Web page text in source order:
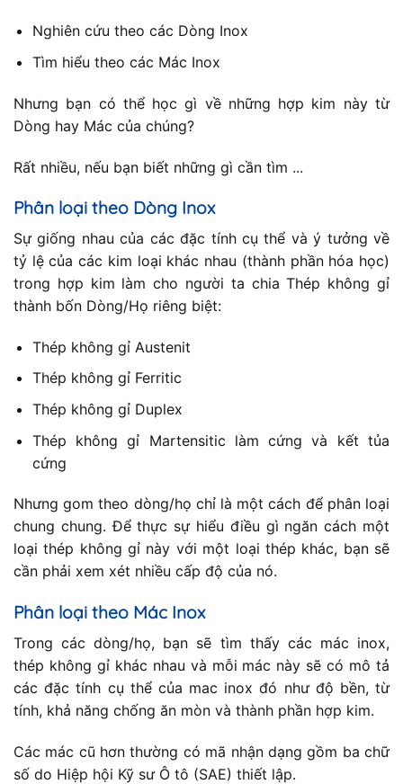
Nghiên cứu theo các Dòng Inox
Tìm hiểu theo các Mác Inox
Nhưng bạn có thể học gì về những hợp kim này từ
Dòng hay Mác của chúng?
Rất nhiều, nếu bạn biết những gì cần tìm ...
Phân loại theo Dòng Inox
Sự giống nhau của các đặc tính cụ thể và ý tưởng về
tỷ lệ của các kim loại khác nhau (thành phần hóa học)
trong hợp kim làm cho người ta chia Thép không gỉ
thành bốn Dòng/Họ riêng biệt:
Thép không gỉ Austenit
Thép không gỉ Ferritic
Thép không gỉ Duplex
Thép không gỉ Martensitic làm cứng và kết tủa
cứng
Nhưng gom theo dòng/họ chỉ là một cách để phân loại
chung chung. Để thực sự hiểu điều gì ngăn cách một
loại thép không gỉ này với một loại thép khác, bạn sẽ
cần phải xem xét nhiều cấp độ của nó.
Phân loại theo Mác Inox
Trong các dòng/họ, bạn sẽ tìm thấy các mác inox,
thép không gỉ khác nhau và mỗi mác này sẽ có mô tả
các đặc tính cụ thể của mac inox đó như độ bền, từ
tính, khả năng chống ăn mòn và thành phần hợp kim.
Các mác cũ hơn thường có mã nhận dạng gồm ba chữ
số do Hiệp hội Kỹ sư Ô tô (SAE) thiết lập.